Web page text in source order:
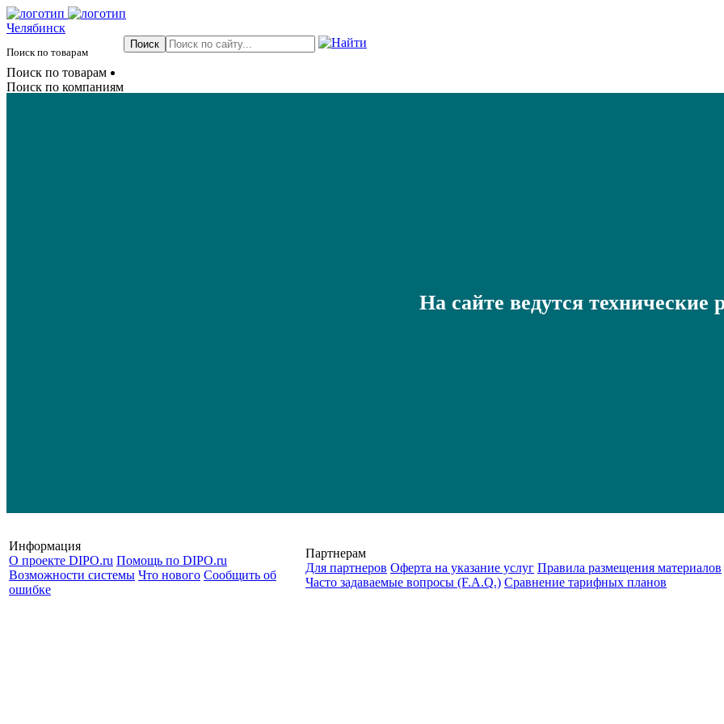
Челябинск
Поиск по товарам
Поиск по товарам
Поиск по компаниям
На сайте ведутся технические
Информация
О проекте DIPO.ru Помощь по DIPO.ru
Возможности системы Что нового Сообщить об
ошибке
Партнерам
Для партнеров Оферта на указание услуг Правила размещения материалов
Часто задаваемые вопросы (F.A.Q.) Cравнение тарифных планов